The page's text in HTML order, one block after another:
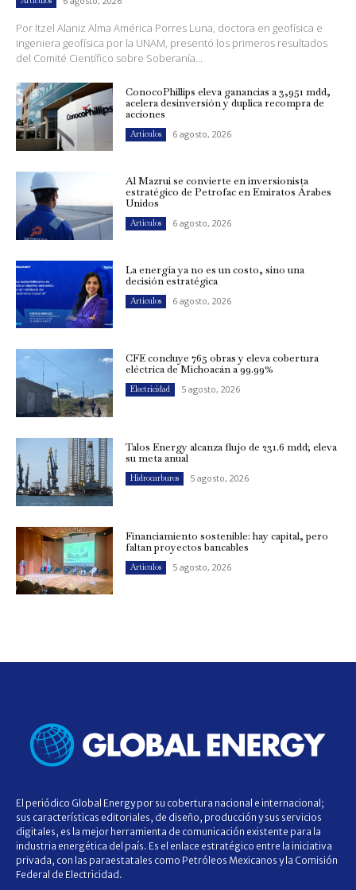
Por Itzel Alaniz Alma América Porres Luna, doctora en geofísica e
ingeniera geofísica por la UNAM, presentó los primeros resultados
del Comité Científico sobre Soberanía...
ConocoPhillips eleva ganancias a 3,951 mdd,
acelera desinversión y duplica recompra de
acciones
Artículos 6 agosto, 2026
Al Mazrui se convierte en inversionista
estratégico de Petrofac en Emiratos Árabes
Unidos
Artículos 6 agosto, 2026
La energía ya no es un costo, sino una
decisión estratégica
Artículos 6 agosto, 2026
CFE concluye 765 obras y eleva cobertura
eléctrica de Michoacán a 99.99%
Electricidad 5 agosto, 2026
Talos Energy alcanza flujo de 231.6 mdd; eleva
su meta anual
Hidrocarburos 5 agosto, 2026
Financiamiento sostenible: hay capital, pero
faltan proyectos bancables
Artículos 5 agosto, 2026
El periódico Global Energy por su cobertura nacional e internacional;
sus características editoriales, de diseño, producción y sus servicios
digitales, es la mejor herramienta de comunicación existente para la
industria energética del país. Es el enlace estratégico entre la iniciativa
privada, con las paraestatales como Petróleos Mexicanos y la Comisión
Federal de Electricidad.